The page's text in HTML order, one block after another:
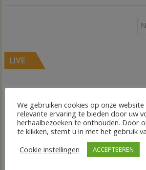
LIVE
We gebruiken cookies op onze
relevante ervaring te bieden door uw
herhaalbezoeken te onthouden. Door
te klikken, stemt u in met het gebruik
Cookie instellingen
ACCEPTEEREN